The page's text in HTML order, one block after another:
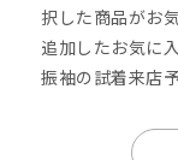
択した商品がお
追加したお気に
振袖の試着来店